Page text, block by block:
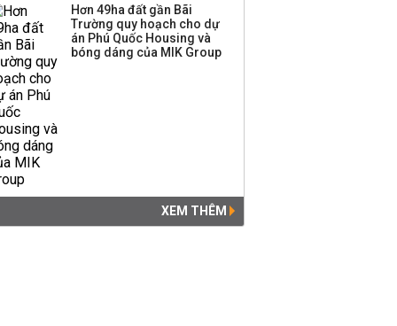
Hơn 49ha đất gần Bãi
Trường quy hoạch cho dự
án Phú Quốc Housing và
bóng dáng của MIK Group
XEM THÊM